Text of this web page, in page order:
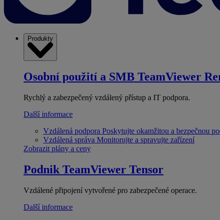
Produkty
Osobní použití a SMB TeamViewer
Rychlý a zabezpečený vzdálený přístup a IT podpora.
Další informace
Vzdálená podpora Poskytujte okamžitou a bezpečnou
Vzdálená správa Monitorujte a spravujte zařízení
Zobrazit plány a ceny
Podnik TeamViewer Tensor
Vzdálené připojení vytvořené pro zabezpečené operace.
Další informace